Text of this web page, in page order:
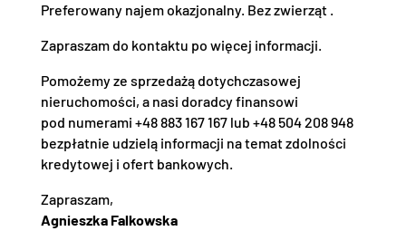
Preferowany najem okazjonalny. Bez zwierząt .
Zapraszam do kontaktu po więcej informacji.
Pomożemy ze sprzedażą dotychczasowej
nieruchomości, a nasi doradcy finansowi
pod numerami +48 883 167 167 lub +48 504 208 948
bezpłatnie udzielą informacji na temat zdolności
kredytowej i ofert bankowych.
Zapraszam,
Agnieszka Falkowska